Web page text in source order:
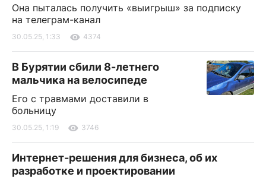
Она пыталась получить «выигрыш» за подписку
на телеграм-канал
30.05.25, 1:33 4374
В Бурятии сбили 8-летнего
мальчика на велосипеде
Его с травмами доставили в
больницу
30.05.25, 1:19 3746
Интернет-решения для бизнеса, об их
разработке и проектировании